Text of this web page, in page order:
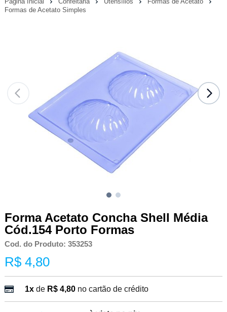
Formas de Acetato Simples
Forma Acetato Concha Shell Média
Cód.154 Porto Formas
Cod. do Produto: 353253
R$ 4,80
1xde R$ 4,80 no cartão de crédito